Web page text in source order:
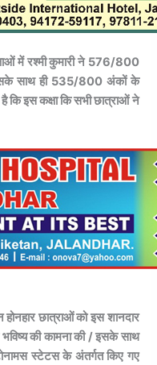
में रश्मी कुमारी ने 576/800
साथ ही 535/800 अंकों के
कि इस कक्षा कि सभी छात्राओं ने
इन होनहार छात्राओं को इस शानदार
भविष्य की कामना की / इसके साथ
स्टेटस के अंतर्गत किए गए